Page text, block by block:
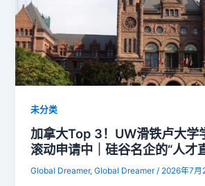
未分类
加拿大Top 3！UW滑铁卢大学
滚动申请中｜硅谷名企的“人才
Global Dreamer, Global Dreamer/ 2026年7月